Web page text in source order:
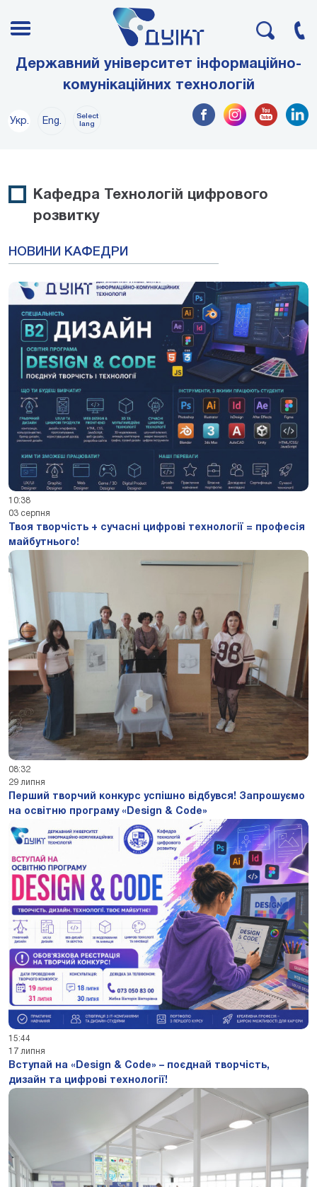
Державний університет інформаційно-
комунікаційних технологій
Укр. Eng.
Select
lang
Кафедра Технологій цифрового
розвитку
НОВИНИ КАФЕДРИ
10:38
03 серпня
Твоя творчість + сучасні цифрові технології = професія
майбутнього!
08:32
29 липня
Перший творчий конкурс успішно відбувся! Запрошуємо
на освітню програму «Design & Code»
15:44
17 липня
Вступай на «Design & Code» – поєднай творчість,
дизайн та цифрові технології!